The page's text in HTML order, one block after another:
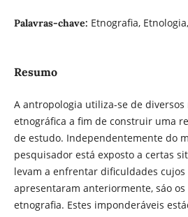
Palavras-chave: Etnografia,
Resumo
A antropologia utiliza-se de
etnográfica a fim de construir uma
de estudo. Independentemente do
pesquisador está exposto a certas
levam a enfrentar dificuldades cujos
apresentaram anteriormente, sáo
etnografia. Estes imponderáveis